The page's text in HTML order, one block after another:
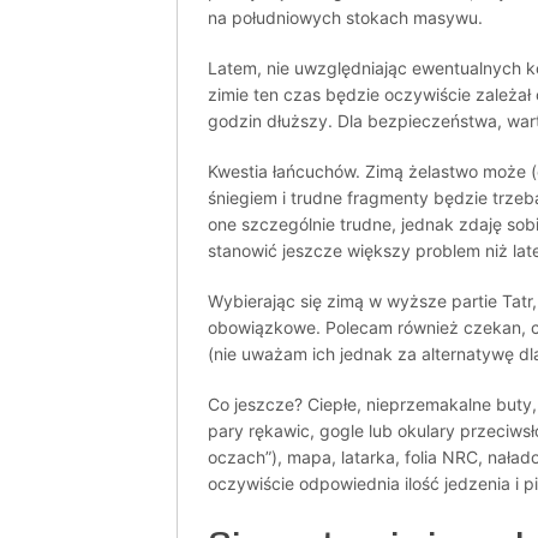
na południowych stokach masywu.
Latem, nie uwzględniając ewentualnych
zimie ten czas będzie oczywiście
godzin dłuższy. Dla bezpieczeństwa,
Kwestia łańcuchów. Zimą żelastwo
śniegiem i trudne fragmenty będzie
one szczególnie trudne, jednak zdaję
stanowić jeszcze większy problem niż
Wybierając się zimą w wyższe partie
obowiązkowe. Polecam również czekan,
(nie uważam ich jednak za alternatywę
Co jeszcze? Ciepłe, nieprzemakalne
pary rękawic, gogle lub okulary
oczach”), mapa, latarka, folia NRC,
oczywiście odpowiednia ilość jedzenia i